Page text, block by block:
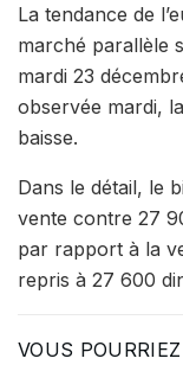
La tendance de
marché parallèle
mardi 23
observée mardi,
baisse.
Dans le détail, le
vente contre 27
par rapport à la
repris à 27 600
VOUS